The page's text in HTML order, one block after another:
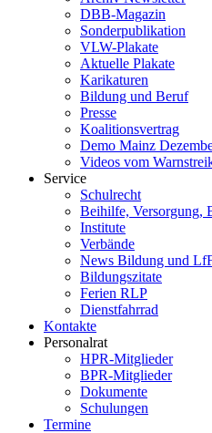
DBB-Magazin
Sonderpublikation
VLW-Plakate
Aktuelle Plakate
Karikaturen
Bildung und Beruf
Presse
Koalitionsvertrag
Demo Mainz
Videos vom
Service
Schulrecht
Beihilfe, Versorgung,
Institute
Verbände
News Bildung und
Bildungszitate
Ferien RLP
Dienstfahrrad
Kontakte
Personalrat
HPR-Mitglieder
BPR-Mitglieder
Dokumente
Schulungen
Termine